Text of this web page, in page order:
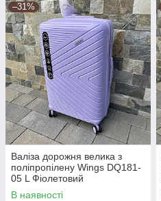
–31%
Валіза дорожня велика з
поліпропілену Wings DQ181-
05 L Фіолетовий
В наявності